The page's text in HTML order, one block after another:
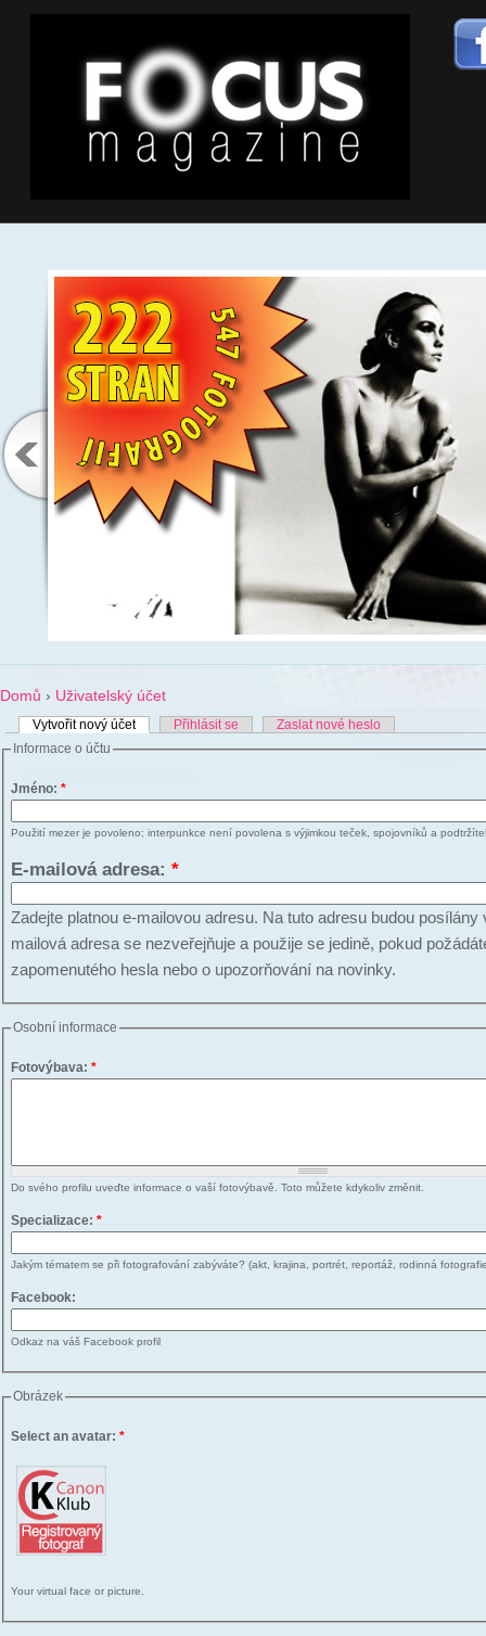
Domů › Uživatelský účet
Vytvořit nový účet Přihlásit se
Zaslat nové heslo
Informace o účtu
Jméno: *
Použití mezer je povoleno; interpunkce není povolena s výjimkou teček, spojovníků a
E-mailová adresa: *
Zadejte platnou e-mailovou adresu. Na tuto adresu budou
mailová adresa se nezveřejňuje a použije se jedině, pokud
zapomenutého hesla nebo o upozorňování na novinky.
Osobní informace
Fotovýbava: *
Do svého profilu uveďte informace o vaší fotovýbavě. Toto můžete kdykoliv změnit.
Specializace: *
Jakým tématem se při fotografování zabýváte? (akt, krajina, portrét, reportáž, rodinná
Facebook:
Odkaz na váš Facebook profil
Obrázek
Select an avatar: *
Your virtual face or picture.